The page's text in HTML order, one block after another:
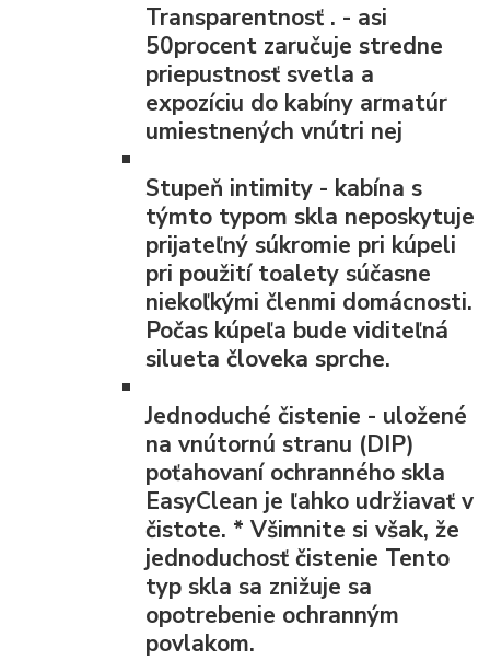
Transparentnosť . - asi
50procent zaručuje stredne
priepustnosť svetla a
expozíciu do kabíny armatúr
umiestnených vnútri nej
Stupeň intimity - kabína s
týmto typom skla neposkytuje
prijateľný súkromie pri kúpeli
pri použití toalety súčasne
niekoľkými členmi domácnosti.
Počas kúpeľa bude viditeľná
silueta človeka sprche.
Jednoduché čistenie - uložené
na vnútornú stranu (DIP)
poťahovaní ochranného skla
EasyClean je ľahko udržiavať v
čistote. *Všimnite si však, že
jednoduchosť čistenie Tento
typ skla sa znižuje sa
opotrebenie ochranným
povlakom.